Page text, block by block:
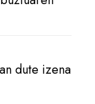
dute izena